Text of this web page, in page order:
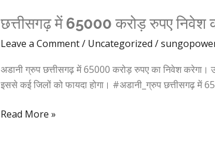
छत्तीसगढ़ में 65000 करोड़ रुपए निवेश
Leave a Comment/ Uncategorized /
अडानी ग्रुप छत्तीसगढ़ में 65000 करोड़ रुपए का निवेश करेगा।
इससे कई जिलों को फायदा होगा। #अडानी_ग्रुप छत्तीसगढ़ में
छत्तीसगढ़
में
करोड़
रुपए
करेगा
Read More »